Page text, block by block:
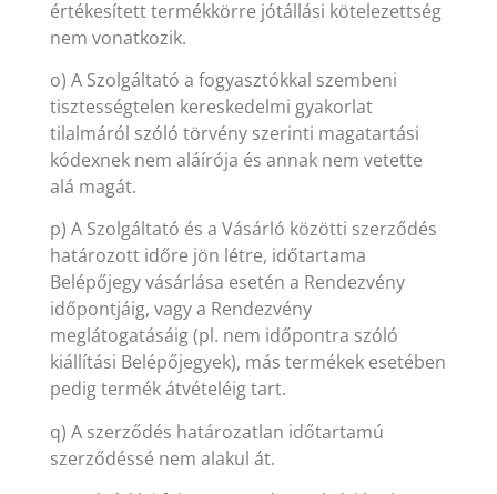
értékesített termékkörre jótállási kötelezettség
nem vonatkozik.
o) A Szolgáltató a fogyasztókkal szembeni
tisztességtelen kereskedelmi gyakorlat
tilalmáról szóló törvény szerinti magatartási
kódexnek nem aláírója és annak nem vetette
alá magát.
p) A Szolgáltató és a Vásárló közötti szerződés
határozott időre jön létre, időtartama
Belépőjegy vásárlása esetén a Rendezvény
időpontjáig, vagy a Rendezvény
meglátogatásáig (pl. nem időpontra szóló
kiállítási Belépőjegyek), más termékek esetében
pedig termék átvételéig tart.
q) A szerződés határozatlan időtartamú
szerződéssé nem alakul át.